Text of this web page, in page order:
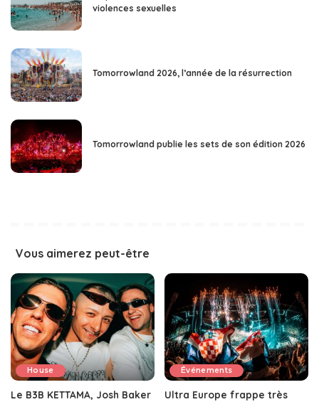
violences sexuelles
Tomorrowland 2026, l’année de la résurrection
Tomorrowland publie les sets de son édition 2026
Vous aimerez peut-être
House
Le B3B KETTAMA, Josh Baker
Événements
Ultra Europe frappe très